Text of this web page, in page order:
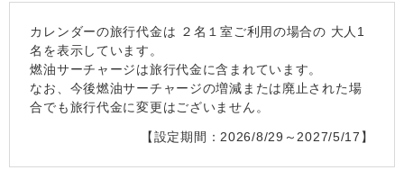
カレンダーの旅行代金は ２名１室ご利用の場合の 大人1
名を表示しています。
燃油サーチャージは旅行代金に含まれています。
なお、今後燃油サーチャージの増減または廃止された場
合でも旅行代金に変更はございません。
【設定期間：2026/8/29～2027/5/17】